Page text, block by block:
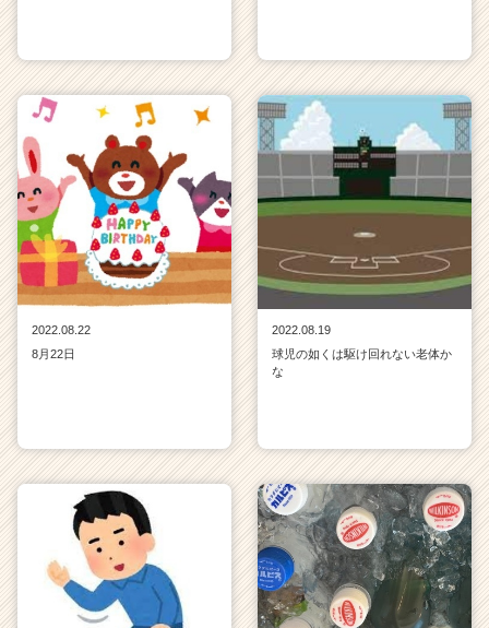
2022.08.22
8月22日
2022.08.19
球児の如くは駆け回れない老体か
な